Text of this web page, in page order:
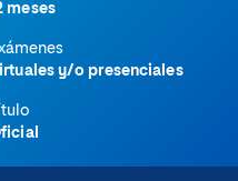
meses
y/o presenciales